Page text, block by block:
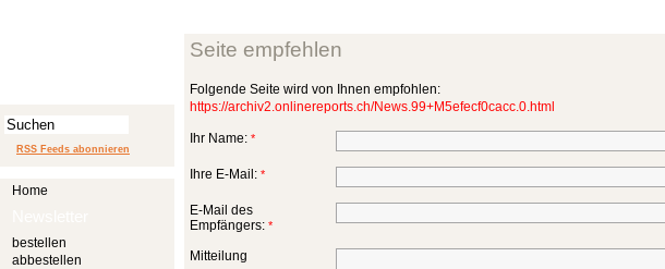
RSS Feeds abonnieren
Home
bestellen
abbestellen
Seite empfehlen
Folgende Seite wird von Ihnen empfohlen:
https://archiv2.onlinereports.ch/News.99+M5efecf0cacc.0.html
Ihr Name: *
Ihre E-Mail: *
E-Mail des
Empfängers: *
Mitteilung